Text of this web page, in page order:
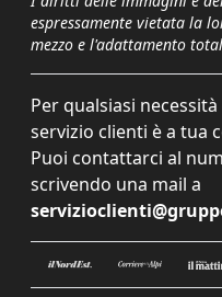
espressamente vietata la
mezzo e l'adattamento
Per qualsiasi
servizio clienti è a tua
Puoi contattarci al
scrivendo una mail a